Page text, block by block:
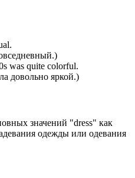
was quite colorful.
довольно яркой.)
значений "dress" как
одежды или одевания